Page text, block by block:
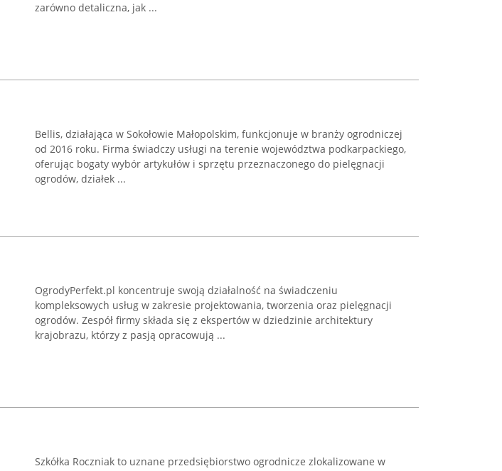
zarówno detaliczna, jak ...
Bellis, działająca w Sokołowie Małopolskim, funkcjonuje w branży ogrodniczej
od 2016 roku. Firma świadczy usługi na terenie województwa podkarpackiego,
oferując bogaty wybór artykułów i sprzętu przeznaczonego do pielęgnacji
ogrodów, działek ...
OgrodyPerfekt.pl koncentruje swoją działalność na świadczeniu
kompleksowych usług w zakresie projektowania, tworzenia oraz pielęgnacji
ogrodów. Zespół firmy składa się z ekspertów w dziedzinie architektury
krajobrazu, którzy z pasją opracowują ...
Szkółka Roczniak to uznane przedsiębiorstwo ogrodnicze zlokalizowane w